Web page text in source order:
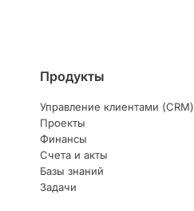
Продукты
Управление клиентами (CRM)
Проекты
Финансы
Счета и акты
Базы знаний
Задачи